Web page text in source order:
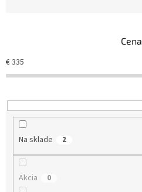
e
d
Cena
€335
Na sklade 2
Akcia 0